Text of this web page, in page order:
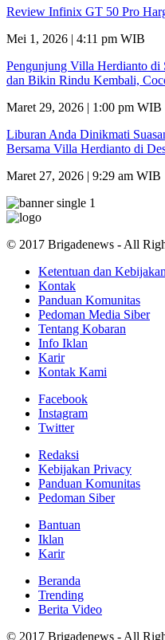
Review Infinix GT 50 Pro
Mei 1, 2026 | 4:11 pm WIB
Pengunjung Villa Herdianto di
dan Bikin Rindu Kembali,
Maret 29, 2026 | 1:00 pm WIB
Liburan Anda Dinikmati
Bersama Villa Herdianto di
Maret 27, 2026 | 9:29 am WIB
© 2017 Brigadenews - All
Ketentuan dan
Kontak
Panduan Komunitas
Pedoman Media Siber
Tentang Kobaran
Info Iklan
Karir
Kontak Kami
Facebook
Instagram
Twitter
Redaksi
Kebijakan Privacy
Panduan Komunitas
Pedoman Siber
Bantuan
Iklan
Karir
Beranda
Trending
Berita Video
© 2017 Brigadenews - All